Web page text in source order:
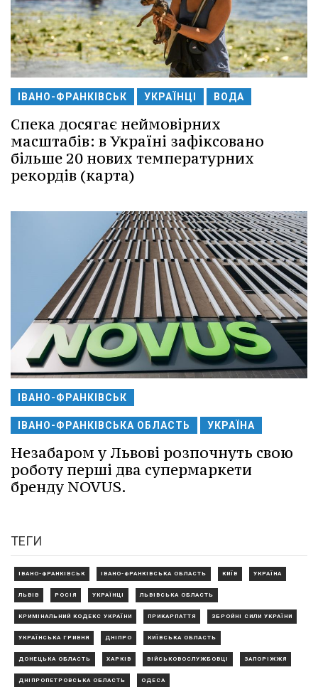
ІВАНО-ФРАНКІВСЬК УКРАЇНЦІ ВОДА
Спека досягає неймовірних
масштабів: в Україні зафіксовано
більше 20 нових температурних
рекордів (карта)
ІВАНО-ФРАНКІВСЬК
ІВАНО-ФРАНКІВСЬКА ОБЛАСТЬ УКРАЇНА
Незабаром у Львові розпочнуть свою
роботу перші два супермаркети
бренду NOVUS.
ТЕГИ
ІВАНО-ФРАНКІВСЬК ІВАНО-ФРАНКІВСЬКА ОБЛАСТЬ КИЇВ УКРАЇНА
ЛЬВІВ РОСІЯ УКРАЇНЦІ ЛЬВІВСЬКА ОБЛАСТЬ
КРИМІНАЛЬНИЙ КОДЕКС УКРАЇНИ ПРИКАРПАТТЯ ЗБРОЙНІ СИЛИ УКРАЇНИ
УКРАЇНСЬКА ГРИВНЯ ДНІПРО КИЇВСЬКА ОБЛАСТЬ
ДОНЕЦЬКА ОБЛАСТЬ ХАРКІВ ВІЙСЬКОВОСЛУЖБОВЦІ ЗАПОРІЖЖЯ
ДНІПРОПЕТРОВСЬКА ОБЛАСТЬ ОДЕСА